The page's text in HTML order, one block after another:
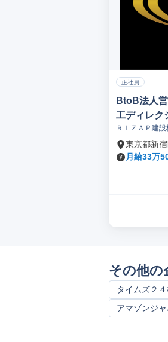
正社員
BtoB法人
工ディレク
ＲＩＺＡＰ建
東京都新
月給33万
その他の
タイムズ２
アマゾンジ